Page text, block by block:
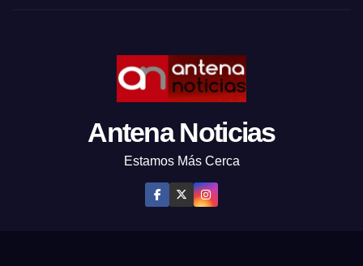
Antena Noticias
Estamos Más Cerca